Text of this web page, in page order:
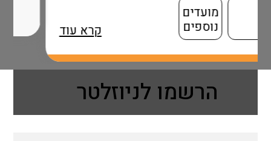
הרשמו לניוזלטר